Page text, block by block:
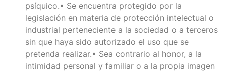
psíquico.• Se encuentra protegido por la
legislación en materia de protección intelectual o
industrial perteneciente a la sociedad o a terceros
sin que haya sido autorizado el uso que se
pretenda realizar.• Sea contrario al honor, a la
intimidad personal y familiar o a la propia imagen